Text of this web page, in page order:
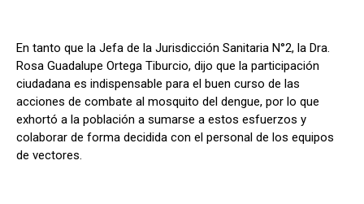
En tanto que la Jefa de la Jurisdicción Sanitaria N°2, la Dra.
Rosa Guadalupe Ortega Tiburcio, dijo que la participación
ciudadana es indispensable para el buen curso de las
acciones de combate al mosquito del dengue, por lo que
exhortó a la población a sumarse a estos esfuerzos y
colaborar de forma decidida con el personal de los equipos
de vectores.